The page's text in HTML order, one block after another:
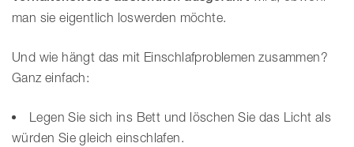
man sie eigentlich loswerden möchte.
Und wie hängt das mit Einschlafproblemen zusammen?
Ganz einfach:
Legen Sie sich ins Bett und löschen Sie das Licht als
würden Sie gleich einschlafen.